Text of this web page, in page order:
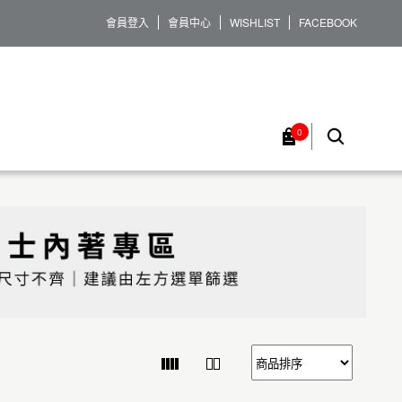
會員登入 會員中心 WISHLIST FACEBOOK
0